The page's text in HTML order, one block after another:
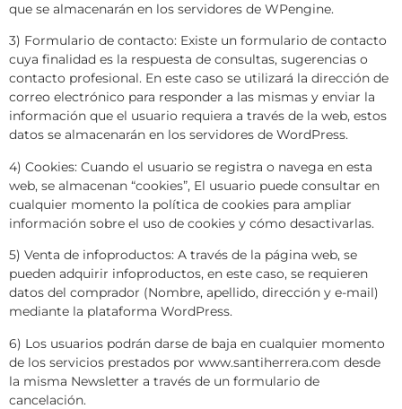
que se almacenarán en los servidores de WPengine.
3) Formulario de contacto: Existe un formulario de contacto
cuya finalidad es la respuesta de consultas, sugerencias o
contacto profesional. En este caso se utilizará la dirección de
correo electrónico para responder a las mismas y enviar la
información que el usuario requiera a través de la web, estos
datos se almacenarán en los servidores de WordPress.
4) Cookies: Cuando el usuario se registra o navega en esta
web, se almacenan “cookies”, El usuario puede consultar en
cualquier momento la política de cookies para ampliar
información sobre el uso de cookies y cómo desactivarlas.
5) Venta de infoproductos: A través de la página web, se
pueden adquirir infoproductos, en este caso, se requieren
datos del comprador (Nombre, apellido, dirección y e-mail)
mediante la plataforma WordPress.
6) Los usuarios podrán darse de baja en cualquier momento
de los servicios prestados por www.santiherrera.com desde
la misma Newsletter a través de un formulario de
cancelación.